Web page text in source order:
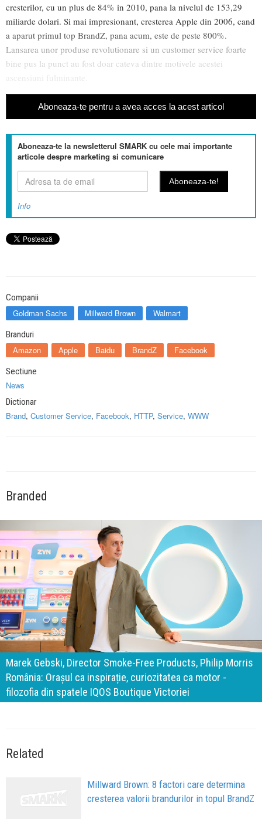
cresterilor, cu un plus de 84% in 2010, pana la nivelul de 153,29
miliarde dolari. Si mai impresionant, cresterea Apple din 2006, cand
a aparut primul top BrandZ, pana acum, este de peste 800%.
Lansarea unor produse revolutionare si un customer service foarte
bine pus la punct au fost doar cateva dintre motivele acestei
ascensiuni fulminante.
Aboneaza-te pentru a avea acces la acest articol
Aboneaza-te la newsletterul SMARK cu cele mai importante
articole despre marketing si comunicare
Info
Companii
Goldman Sachs Millward Brown Walmart
Branduri
Amazon Apple Baidu BrandZ Facebook
Sectiune
News
Dictionar
Brand, Customer Service, Facebook, HTTP, Service, WWW
Branded
140 de ani de Mercedes-Benz. Ramona Pîrlog: Cel mai
important „test al timpului” este să inovăm constant, dar
cu aceeași responsabilitate față de oameni, siguranță și
calitate
Related
Millward Brown: 8 factori care determina
cresterea valorii brandurilor in topul BrandZ